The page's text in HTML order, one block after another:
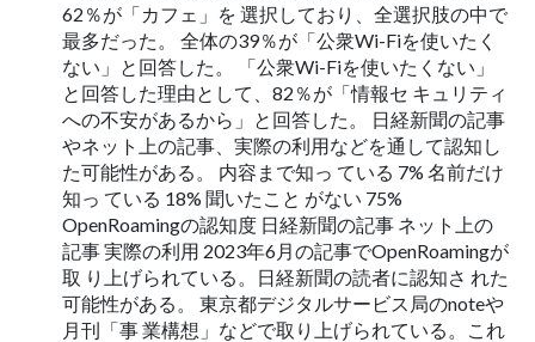
62％が「カフェ」を 選択しており、全選択肢の中で
最多だった。 全体の39％が「公衆Wi-Fiを使いたく
ない」と回答した。 「公衆Wi-Fiを使いたくない」
と回答した理由として、82％が「情報セ キュリティ
への不安があるから」と回答した。 日経新聞の記事
やネット上の記事、実際の利用などを通して認知し
た可能性がある。 内容まで知っ ている 7% 名前だけ
知っ ている 18% 聞いたこと がない 75%
OpenRoamingの認知度 日経新聞の記事 ネット上の
記事 実際の利用 2023年6月の記事でOpenRoamingが
取 り上げられている。日経新聞の読者に認知さ れた
可能性がある。 東京都デジタルサービス局のnoteや
月刊「事 業構想」などで取り上げられている。これ